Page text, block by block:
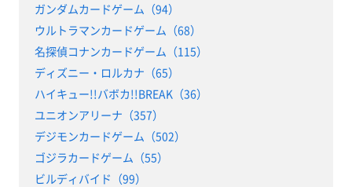
ガンダムカードゲーム（94）
ウルトラマンカードゲーム（68）
名探偵コナンカードゲーム（115）
ディズニー・ロルカナ（65）
ハイキュー!!バボカ!!BREAK（36）
ユニオンアリーナ（357）
デジモンカードゲーム（502）
ゴジラカードゲーム（55）
ビルディバイド（99）